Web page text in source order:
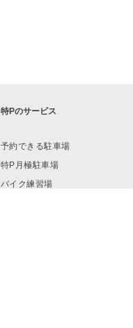
特Pのサービス
予約できる駐車場
特P月極駐車場
バイク練習場